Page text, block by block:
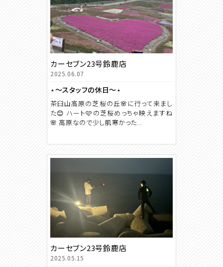
カーセブン23号鈴鹿店
2025.06.07
⋆～スタッフの休日～⋆
茶臼山高原の芝桜の丘🌸に行って来まし
た😊 ハート🩷の芝桜めっちゃ映えますね
🌸 高原なので少し肌寒かった...
カーセブン23号鈴鹿店
2025.05.15